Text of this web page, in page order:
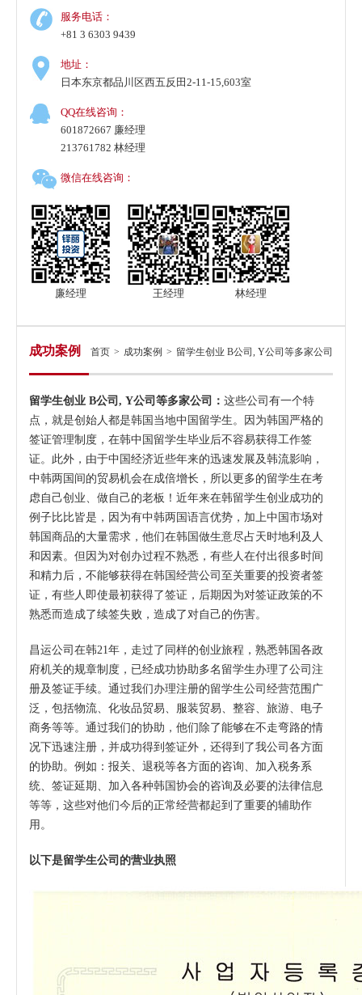
服务电话：
+81 3 6303 9439
地址：
日本东京都品川区西五反田2-11-15,603室
QQ在线咨询：
601872667 廉经理
213761782 林经理
微信在线咨询：
廉经理 王经理 林经理
成功案例 首页 > 成功案例 > 留学生创业 B公司, Y公司等多家公司
留学生创业 B公司, Y公司等多家公司： 这些公司有一个特
点，就是创始人都是韩国当地中国留学生。因为韩国严格的
签证管理制度，在韩中国留学生毕业后不容易获得工作签
证。此外，由于中国经济近些年来的迅速发展及韩流影响，
中韩两国间的贸易机会在成倍增长，所以更多的留学生在考
虑自己创业、做自己的老板！近年来在韩留学生创业成功的
例子比比皆是，因为有中韩两国语言优势，加上中国市场对
韩国商品的大量需求，他们在韩国做生意尽占天时地利及人
和因素。但因为对创办过程不熟悉，有些人在付出很多时间
和精力后，不能够获得在韩国经营公司至关重要的投资者签
证，有些人即使最初获得了签证，后期因为对签证政策的不
熟悉而造成了续签失败，造成了对自己的伤害。
昌运公司在韩21年，走过了同样的创业旅程，熟悉韩国各政
府机关的规章制度，已经成功协助多名留学生办理了公司注
册及签证手续。通过我们办理注册的留学生公司经营范围广
泛，包括物流、化妆品贸易、服装贸易、整容、旅游、电子
商务等等。通过我们的协助，他们除了能够在不走弯路的情
况下迅速注册，并成功得到签证外，还得到了我公司各方面
的协助。例如：报关、退税等各方面的咨询、加入税务系
统、签证延期、加入各种韩国协会的咨询及必要的法律信息
等等，这些对他们今后的正常经营都起到了重要的辅助作
用。
以下是留学生公司的营业执照